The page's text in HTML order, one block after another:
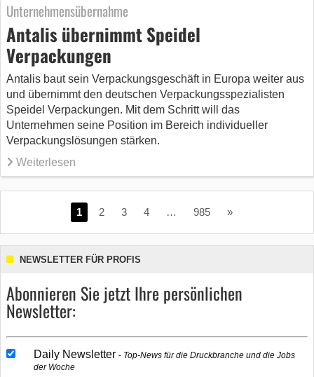
Unternehmensübernahme
Antalis übernimmt Speidel
Verpackungen
Antalis baut sein Verpackungsgeschäft in Europa weiter aus
und übernimmt den deutschen Verpackungsspezialisten
Speidel Verpackungen. Mit dem Schritt will das
Unternehmen seine Position im Bereich individueller
Verpackungslösungen stärken.
Weiterlesen
1 2 3 4 … 985 »
NEWSLETTER FÜR PROFIS
Abonnieren Sie jetzt Ihre persönlichen
Newsletter:
Daily Newsletter
Top-News für die Druckbranche und die Jobs
der Woche